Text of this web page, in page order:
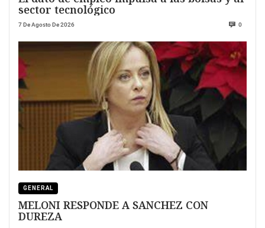
sector tecnológico
7 De Agosto De 2026 0
GENERAL
MELONI RESPONDE A SANCHEZ CON
DUREZA